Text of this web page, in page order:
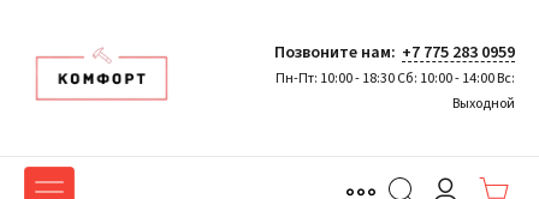
Позвоните нам: +7 775 283 0959
Пн-Пт: 10:00 - 18:30 Сб: 10:00 - 14:00 Вс:
Выходной